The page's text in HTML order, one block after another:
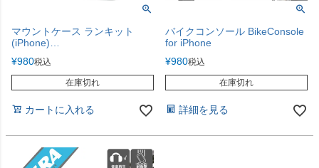
マウントケース ランキット
(iPhone)
¥980税込
在庫切れ
カートに入れる
バイクコンソール BikeConsole
for iPhone
¥980税込
在庫切れ
詳細を見る